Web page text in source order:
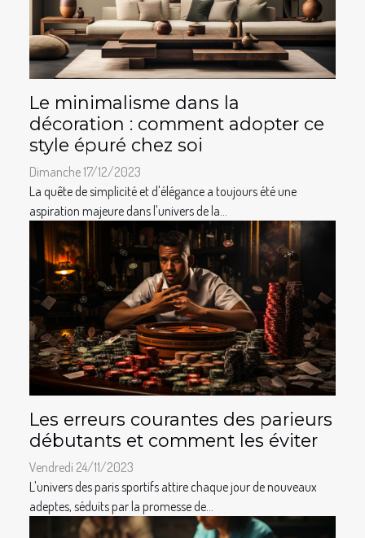
Le minimalisme dans la
décoration : comment adopter ce
style épuré chez soi
Dimanche 17/12/2023
La quête de simplicité et d'élégance a toujours été une
aspiration majeure dans l'univers de la...
Les erreurs courantes des parieurs
débutants et comment les éviter
Vendredi 24/11/2023
L'univers des paris sportifs attire chaque jour de nouveaux
adeptes, séduits par la promesse de...